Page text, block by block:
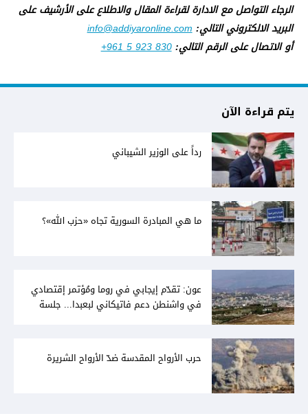
الرجاء التواصل مع الادارة لقراءة المقال والاطلاع على الأرشيف على
البريد الالكتروني التالي:info@addiyaronline.com
أو الاتصال على الرقم التالي:+961 5 923 830
يتم قراءة الآن
رداً على الوزير الشيباني
ما هي المبادرة السورية تجاه «حزب الله»؟
عون: تقدّم إيجابي في روما ومُؤتمر إقتصادي
في واشنطن دعم فاتيكاني لبعبدا... جلسة
حرب الأرواح المقدسة ضدّ الأرواح الشريرة